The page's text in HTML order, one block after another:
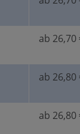
ab 26,70
ab 26,80
ab 26,80